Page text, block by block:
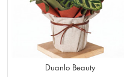
Duanlo Beauty